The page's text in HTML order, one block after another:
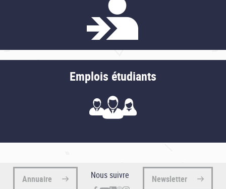
Emplois étudiants
Annuaire Nous suivre Newsletter